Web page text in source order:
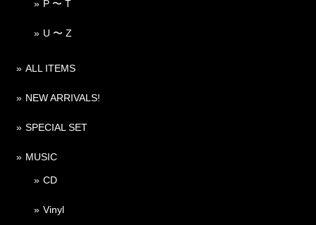
P 〜 T
U 〜 Z
ALL ITEMS
NEW ARRIVALS!
SPECIAL SET
MUSIC
CD
Vinyl